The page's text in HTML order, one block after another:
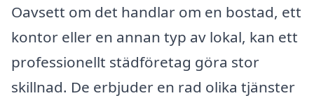
Oavsett om det handlar om en bostad, ett
kontor eller en annan typ av lokal, kan ett
professionellt städföretag göra stor
skillnad. De erbjuder en rad olika tjänster